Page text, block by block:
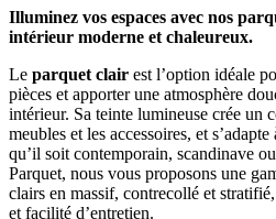
Illuminez vos espaces avec nos
intérieur moderne et chaleureux.
Le parquet clair est l’option idéale
pièces et apporter une atmosphère
intérieur. Sa teinte lumineuse crée un
meubles et les accessoires, et
qu’il soit contemporain, scandinave
Parquet, nous vous proposons une
clairs en massif, contrecollé et
et facilité d’entretien.